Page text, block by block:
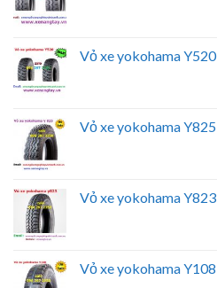
Vỏ xe yokohama Y520
Vỏ xe yokohama Y825
Vỏ xe yokohama Y823
Vỏ xe yokohama Y108